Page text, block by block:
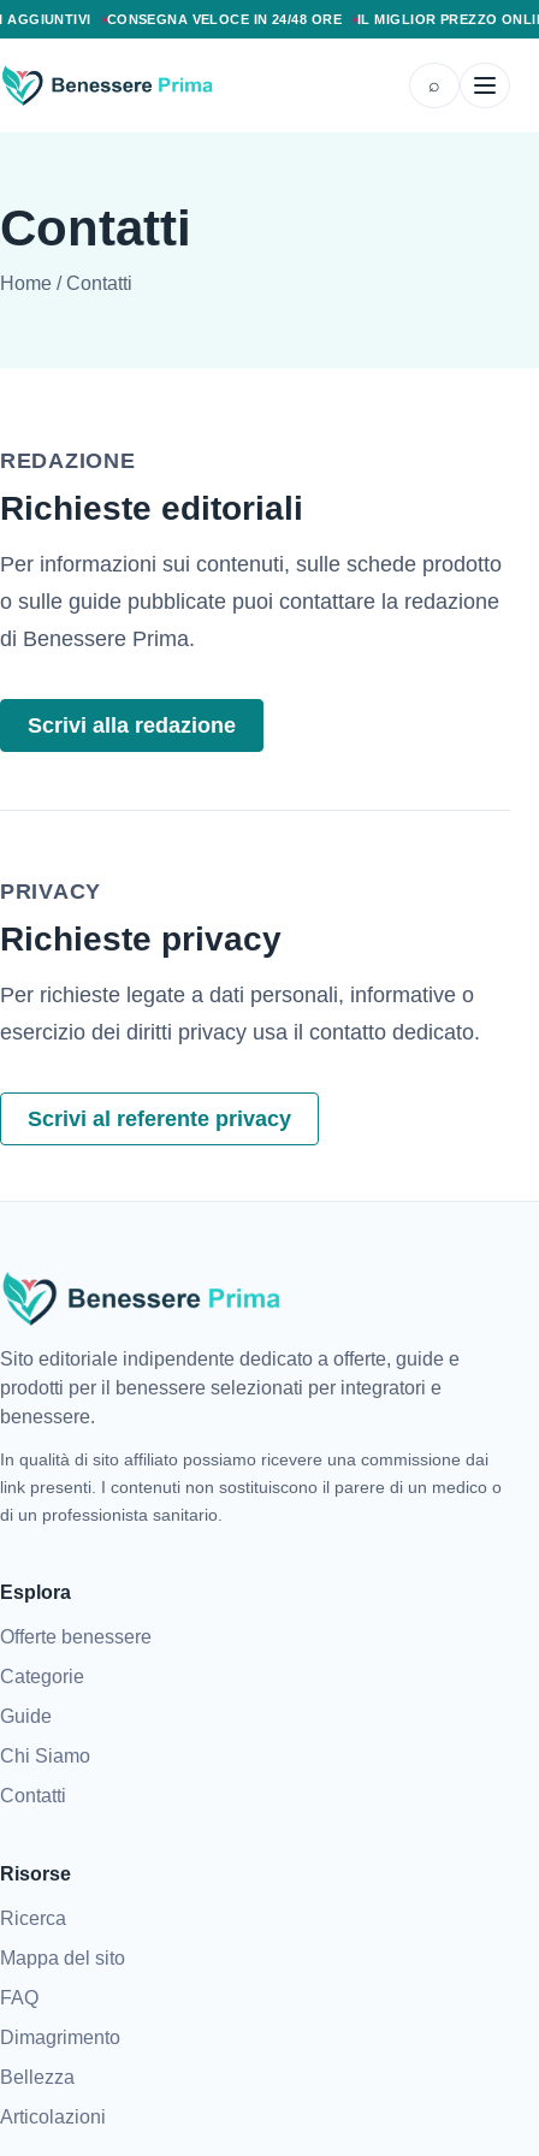
CONSEGNA VELOCE IN 24/48 ORE IL MIGLIOR PREZZO
⌕
Contatti
Home /Contatti
REDAZIONE
Richieste editoriali
Per informazioni sui contenuti, sulle schede prodotto
o sulle guide pubblicate puoi contattare la redazione
di Benessere Prima.
Scrivi alla redazione
PRIVACY
Richieste privacy
Per richieste legate a dati personali, informative o
esercizio dei diritti privacy usa il contatto dedicato.
Scrivi al referente privacy
Sito editoriale indipendente dedicato a offerte, guide e
prodotti per il benessere selezionati per integratori e
benessere.
In qualità di sito affiliato possiamo ricevere una commissione dai
link presenti. I contenuti non sostituiscono il parere di un medico o
di un professionista sanitario.
Esplora
Offerte benessere
Categorie
Guide
Chi Siamo
Contatti
Risorse
Ricerca
Mappa del sito
FAQ
Dimagrimento
Bellezza
Articolazioni